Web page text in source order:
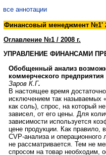
все аннотации
Финансовый менеджмент №1'
Оглавление №1 / 2008 г.
УПРАВЛЕНИЕ ФИНАНСАМИ
Обобщенный анализ
коммерческого предприятия
Заров К.Г.
В настоящее время
исключением так называемых
как соль), спрос, на который
зависел, от его цены. Для
зависимости используется
цене продукции. Как правило,
CVP-анализа и операционного
не рассматривается. Тем не
спросом на товар необходим,